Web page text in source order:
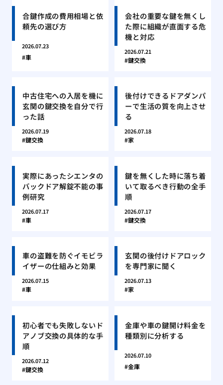
合鍵作成の費用相場と依
頼先の選び方
2026.07.23
車
会社の重要な鍵を無くし
た際に組織が直面する危
機と対応
2026.07.21
鍵交換
中古住宅への入居を機に
玄関の鍵交換を自分で行
った話
2026.07.19
鍵交換
後付けできるドアダンパ
ーで生活の質を向上させ
る
2026.07.18
家
実際にあったシエンタの
バックドア解錠不能の事
例研究
2026.07.17
車
鍵を無くした時に落ち着
いて取るべき行動の全手
順
2026.07.17
鍵交換
車の盗難を防ぐイモビラ
イザーの仕組みと効果
2026.07.15
車
玄関の後付けドアロック
を専門家に聞く
2026.07.13
家
初心者でも失敗しないド
アノブ交換の具体的な手
順
2026.07.12
鍵交換
金庫や車の鍵開け料金を
種類別に分析する
2026.07.10
金庫